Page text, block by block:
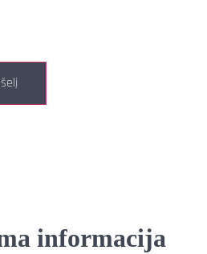
informacija